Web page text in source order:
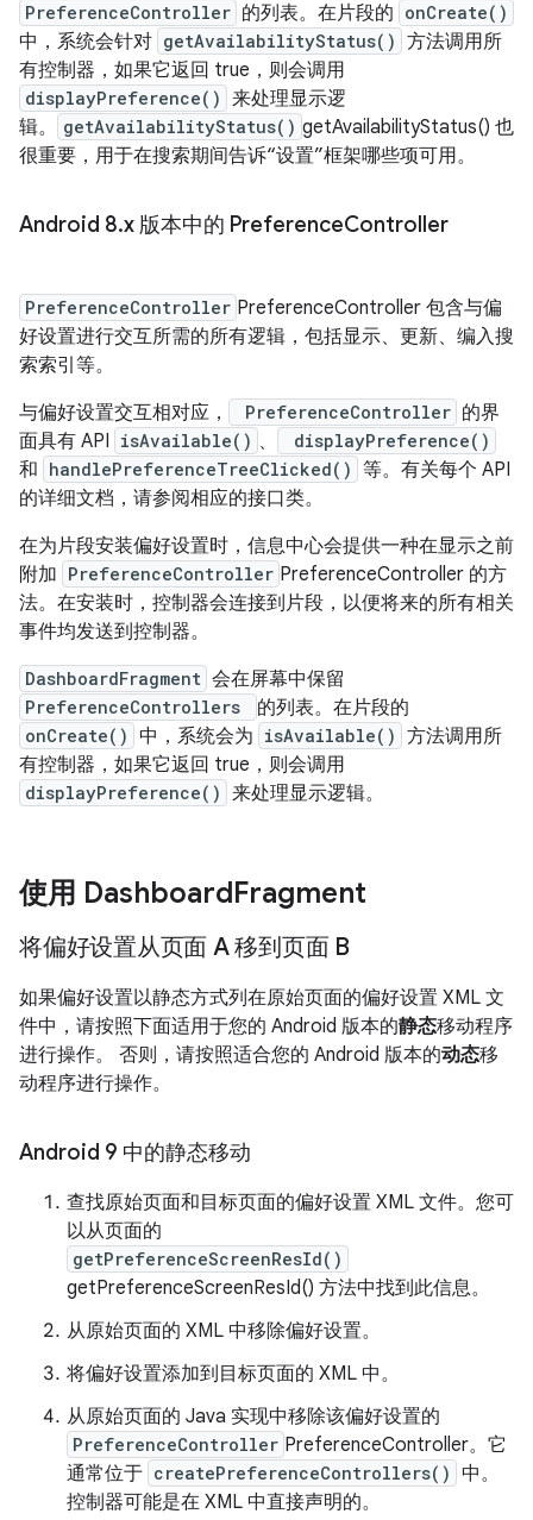
PreferenceController 的列表。在片段的 onCreate()
中，系统会针对 getAvailabilityStatus() 方法调用所
有控制器，如果它返回 true，则会调用
displayPreference() 来处理显示逻
辑。
getAvailabilityStatus() getAvailabilityStatus() 也
很重要，用于在搜索期间告诉“设置”框架哪些项可用。
Android 8.x 版本中的 PreferenceController
PreferenceController PreferenceController 包含与偏
好设置进行交互所需的所有逻辑，包括显示、更新、编入搜
索索引等。
与偏好设置交互相对应，
PreferenceController 的界
面具有 API isAvailable() 、 displayPreference()
和 handlePreferenceTreeClicked() 等。有关每个 API
的详细文档，请参阅相应的接口类。
在为片段安装偏好设置时，信息中心会提供一种在显示之前
附加 PreferenceController PreferenceController 的方
法。在安装时，控制器会连接到片段，以便将来的所有相关
事件均发送到控制器。
DashboardFragment 会在屏幕中保留
PreferenceControllers 的列表。在片段的
onCreate() 中，系统会为 isAvailable() 方法调用所
有控制器，如果它返回 true，则会调用
displayPreference() 来处理显示逻辑。
使用 DashboardFragment
将偏好设置从页面 A 移到页面 B
如果偏好设置以静态方式列在原始页面的偏好设置 XML 文
件中，请按照下面适用于您的 Android 版本的静态移动程序
进行操作。 否则，请按照适合您的 Android 版本的动态移
动程序进行操作。
Android 9 中的静态移动
查找原始页面和目标页面的偏好设置 XML 文件。您可
以从页面的
getPreferenceScreenResId()
getPreferenceScreenResId() 方法中找到此信息。
从原始页面的 XML 中移除偏好设置。
将偏好设置添加到目标页面的 XML 中。
从原始页面的 Java 实现中移除该偏好设置的
PreferenceController PreferenceController。它
通常位于 createPreferenceControllers() 中。
控制器可能是在 XML 中直接声明的。